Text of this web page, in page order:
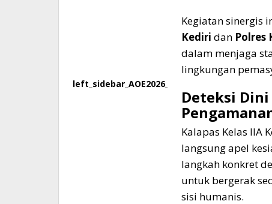
left_sidebar_AOE2026_160x600_1
​Kegiatan sinergis
Kediri dan Polres
dalam menjaga
lingkungan
​Deteksi
​Kalapas Kelas IIA
langsung apel
langkah konkret
untuk bergerak
sisi humanis.